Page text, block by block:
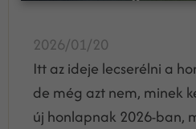
2026/01/20
Itt az ideje lecserélni a
de még azt nem, minek
új honlapnak 2026-ban,